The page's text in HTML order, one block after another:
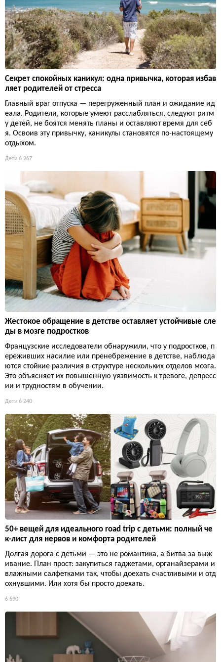
Секрет спокойных каникул: одна привычка, которая избав
ляет родителей от стресса
Главный враг отпуска — перегруженный план и ожидание ид
еала. Родители, которые умеют расслабляться, следуют ритм
у детей, не боятся менять планы и оставляют время для себ
я. Освоив эту привычку, каникулы становятся по-настоящему
отдыхом.
Дети 6 267
Жестокое обращение в детстве оставляет устойчивые сле
ды в мозге подростков
Французские исследователи обнаружили, что у подростков, п
ереживших насилие или пренебрежение в детстве, наблюда
ются стойкие различия в структуре нескольких отделов мозга.
Это объясняет их повышенную уязвимость к тревоге, депресс
ии и трудностям в обучении.
Дети 6 240
50+ вещей для идеального road trip с детьми: полный че
к-лист для нервов и комфорта родителей
Долгая дорога с детьми — это не романтика, а битва за выж
ивание. План прост: закупиться гаджетами, органайзерами и
влажными салфетками так, чтобы доехать счастливыми и отд
охнувшими. Или хотя бы просто доехать.
6 690